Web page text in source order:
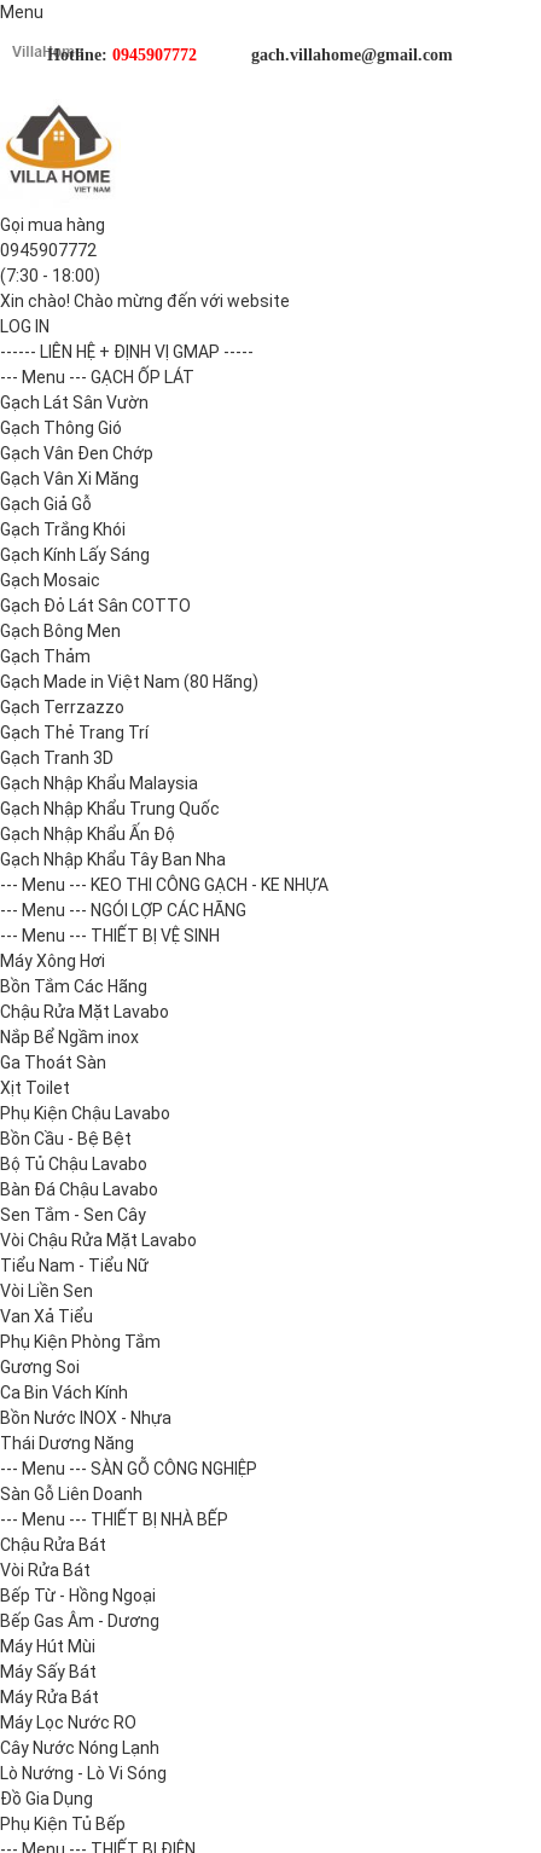
Menu
Hotline: 0945907772 gach.villahome@gmail.com
Gọi mua hàng
0945907772
(7:30 - 18:00)
Xin chào! Chào mừng đến với website
LOG IN
------ LIÊN HỆ + ĐỊNH VỊ GMAP -----
--- Menu --- GẠCH ỐP LÁT
Gạch Lát Sân Vườn
Gạch Thông Gió
Gạch Vân Đen Chớp
Gạch Vân Xi Măng
Gạch Giả Gỗ
Gạch Trắng Khói
Gạch Kính Lấy Sáng
Gạch Mosaic
Gạch Đỏ Lát Sân COTTO
Gạch Bông Men
Gạch Thảm
Gạch Made in Việt Nam (80 Hãng)
Gạch Terrzazzo
Gạch Thẻ Trang Trí
Gạch Tranh 3D
Gạch Nhập Khẩu Malaysia
Gạch Nhập Khẩu Trung Quốc
Gạch Nhập Khẩu Ấn Độ
Gạch Nhập Khẩu Tây Ban Nha
--- Menu --- KEO THI CÔNG GẠCH - KE NHỰA
--- Menu --- NGÓI LỢP CÁC HÃNG
--- Menu --- THIẾT BỊ VỆ SINH
Máy Xông Hơi
Bồn Tắm Các Hãng
Chậu Rửa Mặt Lavabo
Nắp Bể Ngầm inox
Ga Thoát Sàn
Xịt Toilet
Phụ Kiện Chậu Lavabo
Bồn Cầu - Bệ Bệt
Bộ Tủ Chậu Lavabo
Bàn Đá Chậu Lavabo
Sen Tắm - Sen Cây
Vòi Chậu Rửa Mặt Lavabo
Tiểu Nam - Tiểu Nữ
Vòi Liền Sen
Van Xả Tiểu
Phụ Kiện Phòng Tắm
Gương Soi
Ca Bin Vách Kính
Bồn Nước INOX - Nhựa
Thái Dương Năng
--- Menu --- SÀN GỖ CÔNG NGHIỆP
Sàn Gỗ Liên Doanh
--- Menu --- THIẾT BỊ NHÀ BẾP
Chậu Rửa Bát
Vòi Rửa Bát
Bếp Từ - Hồng Ngoại
Bếp Gas Âm - Dương
Máy Hút Mùi
Máy Sấy Bát
Máy Rửa Bát
Máy Lọc Nước RO
Cây Nước Nóng Lạnh
Lò Nướng - Lò Vi Sóng
Đồ Gia Dụng
Phụ Kiện Tủ Bếp